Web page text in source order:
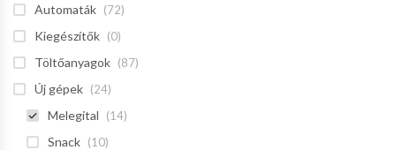
Automaták (72)
Kiegészítők (0)
Töltőanyagok (87)
Új gépek (24)
Melegital (14)
Snack (10)